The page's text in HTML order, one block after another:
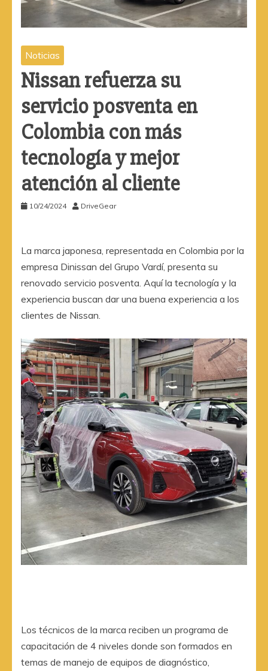
Noticias
Nissan refuerza su
servicio posventa en
Colombia con más
tecnología y mejor
atención al cliente
10/24/2024 DriveGear
La marca japonesa, representada en Colombia por la
empresa Dinissan del Grupo Vardí, presenta su
renovado servicio posventa. Aquí la tecnología y la
experiencia buscan dar una buena experiencia a los
clientes de Nissan.
Los técnicos de la marca reciben un programa de
capacitación de 4 niveles donde son formados en
temas de manejo de equipos de diagnóstico,